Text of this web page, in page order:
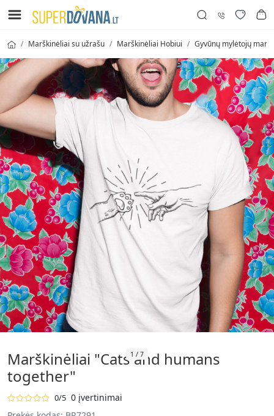
Marškinėliai su užrašu Marškinėliai Hobiui Gyvūnų mylėtojų
1 / 7
Marškinėliai "Cats and humans
together"
0/5 0 įvertinimai